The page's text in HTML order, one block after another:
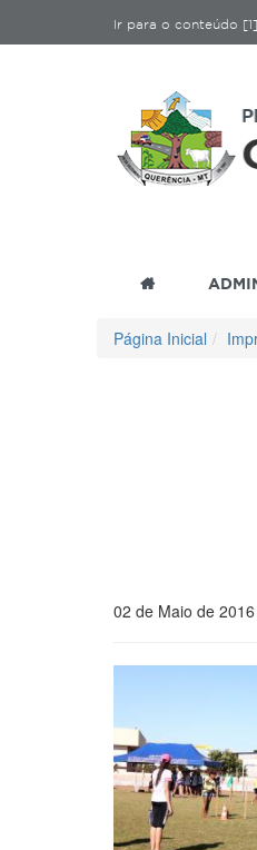
Ir para o conteúdo [1]
Página Inicial
02 de Maio de 2016